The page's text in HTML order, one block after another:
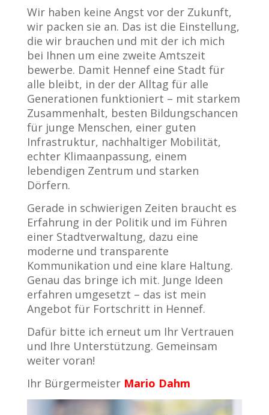
Wir haben keine Angst vor der Zukunft,
wir packen sie an. Das ist die Einstellung,
die wir brauchen und mit der ich mich
bei Ihnen um eine zweite Amtszeit
bewerbe. Damit Hennef eine Stadt für
alle bleibt, in der der Alltag für alle
Generationen funktioniert – mit starkem
Zusammenhalt, besten Bildungschancen
für junge Menschen, einer guten
Infrastruktur, nachhaltiger Mobilität,
echter Klimaanpassung, einem
lebendigen Zentrum und starken
Dörfern.
Gerade in schwierigen Zeiten braucht es
Erfahrung in der Politik und im Führen
einer Stadtverwaltung, dazu eine
moderne und transparente
Kommunikation und eine klare Haltung.
Genau das bringe ich mit. Junge Ideen
erfahren umgesetzt – das ist mein
Angebot für Fortschritt in Hennef.
Dafür bitte ich erneut um Ihr Vertrauen
und Ihre Unterstützung. Gemeinsam
weiter voran!
Ihr Bürgermeister Mario Dahm